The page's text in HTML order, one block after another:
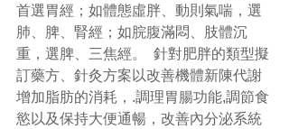
首選胃經；如體態虛胖、動則氣喘，選
肺、脾、腎經；如脘腹滿悶、肢體沉
重，選脾、三焦經。  針對肥胖的類型擬
訂藥方、針灸方案以改善機體新陳代謝
增加脂肪的消耗，.調理胃腸功能,調節食
慾以及保持大便通暢，改善內分泌系統